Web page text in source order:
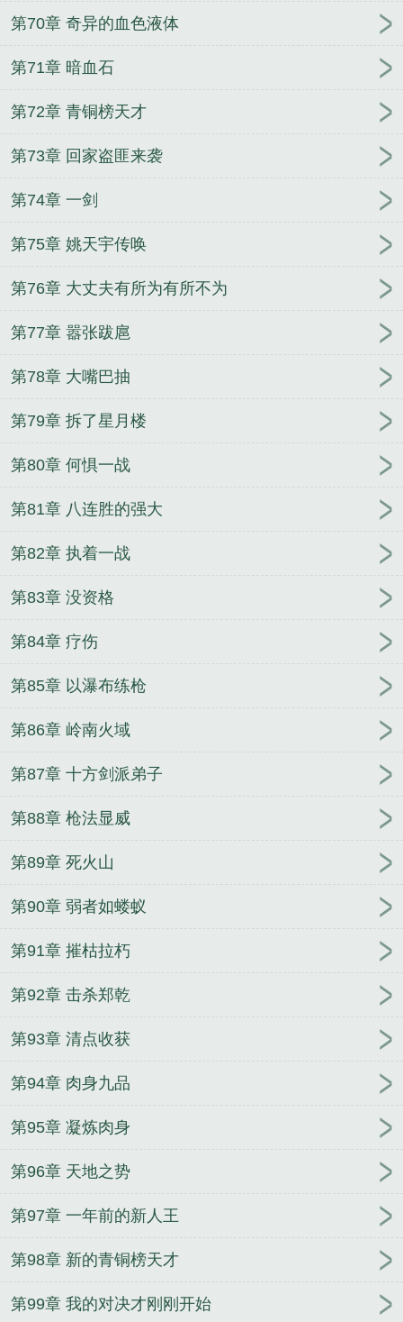
第70章 奇异的血色液体
第71章 暗血石
第72章 青铜榜天才
第73章 回家盗匪来袭
第74章 一剑
第75章 姚天宇传唤
第76章 大丈夫有所为有所不为
第77章 嚣张跋扈
第78章 大嘴巴抽
第79章 拆了星月楼
第80章 何惧一战
第81章 八连胜的强大
第82章 执着一战
第83章 没资格
第84章 疗伤
第85章 以瀑布练枪
第86章 岭南火域
第87章 十方剑派弟子
第88章 枪法显威
第89章 死火山
第90章 弱者如蝼蚁
第91章 摧枯拉朽
第92章 击杀郑乾
第93章 清点收获
第94章 肉身九品
第95章 凝炼肉身
第96章 天地之势
第97章 一年前的新人王
第98章 新的青铜榜天才
第99章 我的对决才刚刚开始